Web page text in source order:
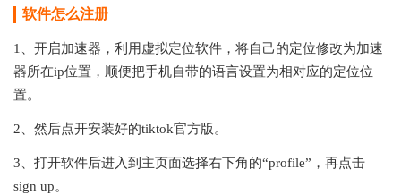
软件怎么注册
1、开启加速器，利用虚拟定位软件，将自己的定位修改为加速
器所在ip位置，顺便把手机自带的语言设置为相对应的定位位
置。
2、然后点开安装好的tiktok官方版。
3、打开软件后进入到主页面选择右下角的“profile”，再点击
sign up。